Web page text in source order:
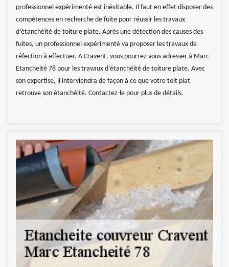
professionnel expérimenté est inévitable. Il faut en effet disposer des
compétences en recherche de fuite pour réussir les travaux
d’étanchéité de toiture plate. Après une détection des causes des
fuites, un professionnel expérimenté va proposer les travaux de
réfection à effectuer. A Cravent, vous pourrez vous adresser à Marc
Etancheité 78 pour les travaux d’étanchéité de toiture plate. Avec
son expertise, il interviendra de façon à ce que votre toit plat
retrouve son étanchéité. Contactez-le pour plus de détails.